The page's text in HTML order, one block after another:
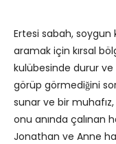
Ertesi sabah, soygun
aramak için kırsal
kulübesinde durur
görüp görmediğini
sunar ve bir muhafız,
onu anında çalınan
Jonathan ve Anne